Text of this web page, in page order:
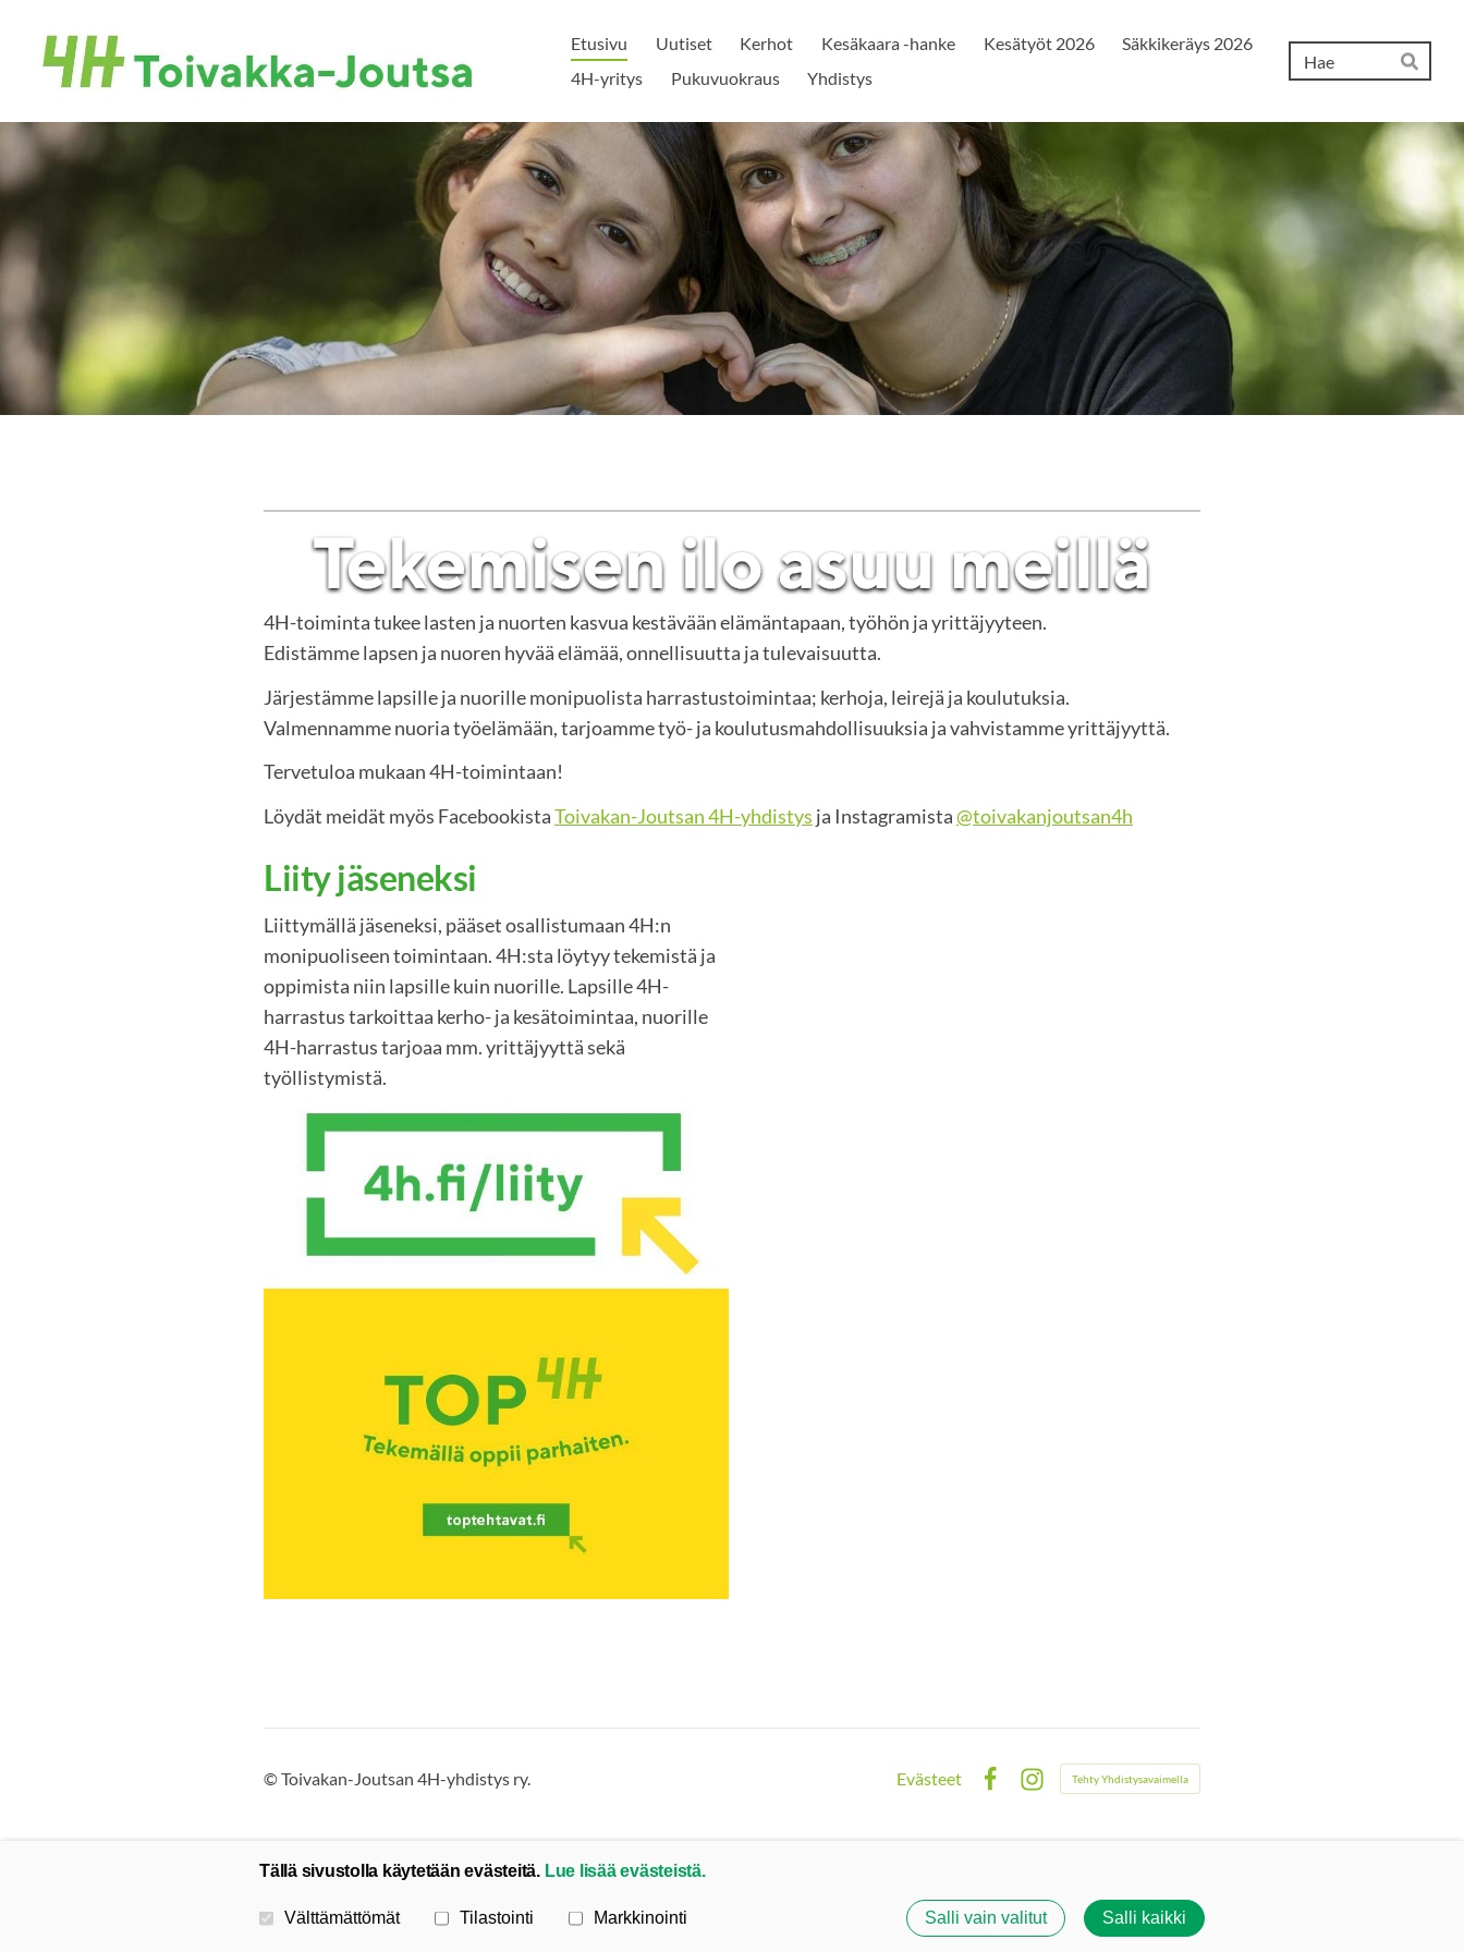
sivun
sisältöön
Toivakan-Joutsan 4H-yhdistys ry.
Etusivu Uutiset Kerhot Kesäkaara -hanke Kesätyöt 2026
Säkkikeräys 2026
4H-yritys
Pukuvuokraus Yhdistys Hae
4H-toiminta tukee lasten ja nuorten kasvua kestävään elämäntapaan, työhön ja yrittäjyyteen.
Edistämme lapsen ja nuoren hyvää elämää, onnellisuutta ja tulevaisuutta.
Järjestämme lapsille ja nuorille monipuolista harrastustoimintaa; kerhoja, leirejä ja koulutuksia.
Valmennamme nuoria työelämään, tarjoamme työ- ja koulutusmahdollisuuksia ja vahvistamme yrittäjyyttä.
Tervetuloa mukaan 4H-toimintaan!
Löydät meidät myös FacebookistaToivakan-Joutsan 4H-yhdistys ja Instagramista@toivakanjoutsan4h
Liity jäseneksi
Liittymällä jäseneksi, pääset osallistumaan 4H:n
monipuoliseen toimintaan. 4H:sta löytyy tekemistä ja
oppimista niin lapsille kuin nuorille. Lapsille 4H-
harrastus tarkoittaa kerho- ja kesätoimintaa, nuorille
4H-harrastus tarjoaa mm. yrittäjyyttä sekä
työllistymistä.
©Toivakan-Joutsan 4H-yhdistys ry.
Evästeet
Instagram
Tehty Yhdistysavaimella
Tällä sivustolla käytetään evästeitä. Lue lisää evästeistä.
Valitse käytettävät evästeet
Välttämättömät Tilastointi Markkinointi Salli vain valitut Salli kaikki